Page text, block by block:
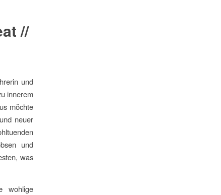
//
und
innerem
möchte
neuer
und
was
wohlige